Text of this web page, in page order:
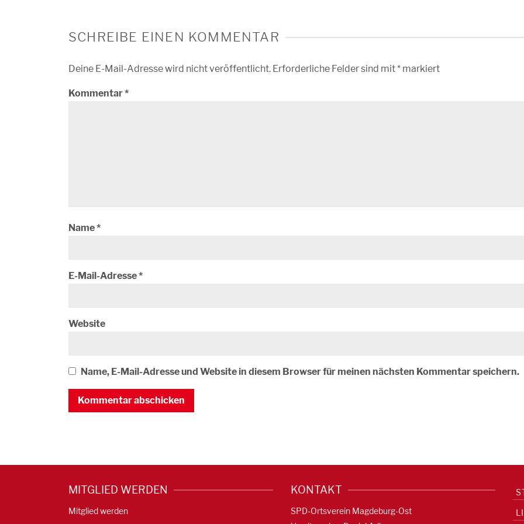
SCHREIBE EINEN KOMMENTAR
Deine E-Mail-Adresse wird nicht veröffentlicht. Erforderliche Felder sind mit* markiert
Kommentar*
Name*
E-Mail-Adresse*
Website
Name, E-Mail-Adresse und Website in diesem Browser für meinen nächsten Kommentar speichern.
MITGLIED WERDEN
Mitglied werden
KONTAKT
SPD-Ortsverein Magdeburg-Ost